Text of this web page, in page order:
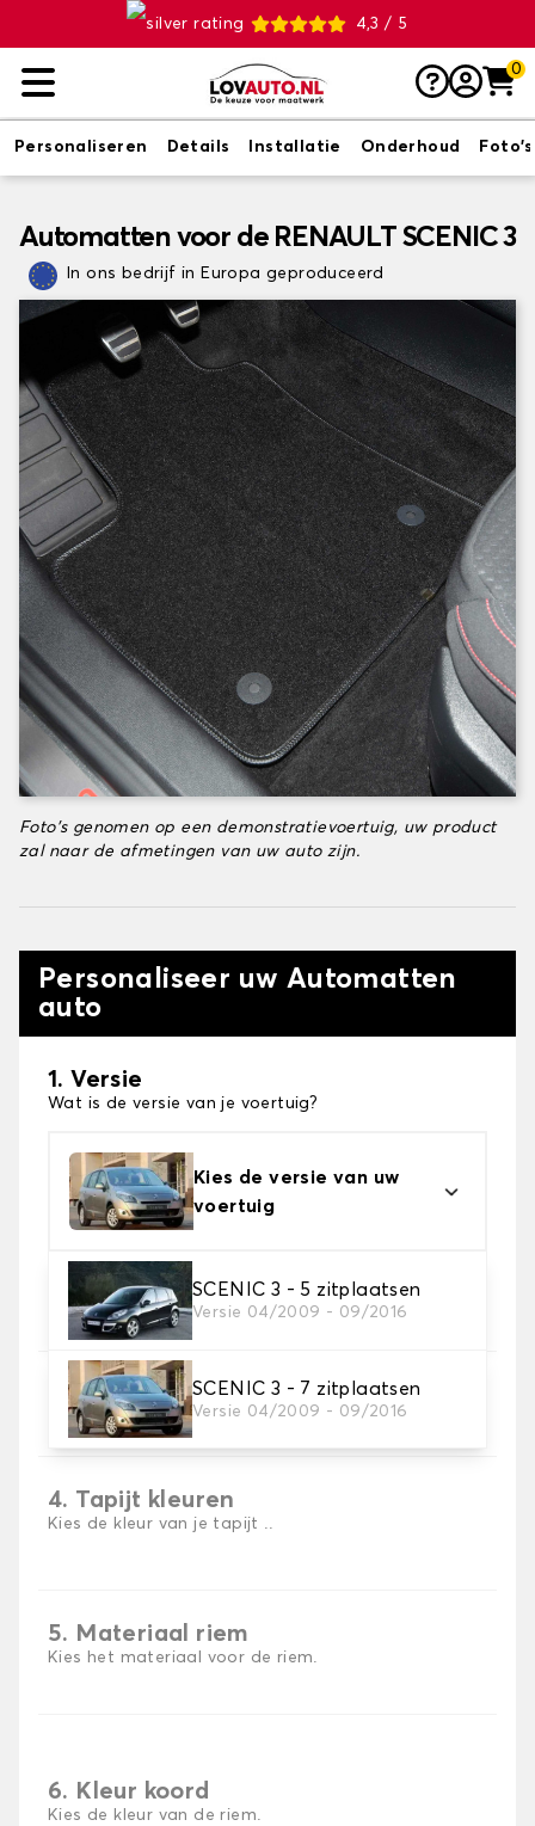
4,3 / 5
0
Personaliseren Details Installatie Onderhoud Foto's
Automatten voor de RENAULT SCENIC 3
In ons bedrijf in Europa geproduceerd
Foto's genomen op een demonstratievoertuig, uw product
zal naar de afmetingen van uw auto zijn.
Personaliseer uw Automatten
auto
1. Versie
Wat is de versie van je voertuig?
Kies de versie van uw
voertuig
SCENIC 3 - 5 zitplaatsen
Versie 04/2009 - 09/2016
SCENIC 3 - 7 zitplaatsen
Versie 04/2009 - 09/2016
2. Materiaal
Kies het materiaal van uw automatten
3. Aantal matten
Selecteer het aantal automatten dat je nodig hebt.
4. Tapijt kleuren
Kies de kleur van je tapijt ..
5. Materiaal riem
Kies het materiaal voor de riem.
6. Kleur koord
Kies de kleur van de riem.